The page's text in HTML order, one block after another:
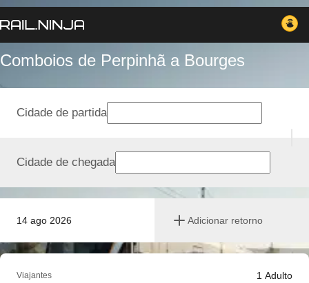
Comboios de Perpinhã a Bourges
14 ago 2026 Adicionar retorno
Cidade de partida
Cidade de chegada
Viajantes 1 Adulto